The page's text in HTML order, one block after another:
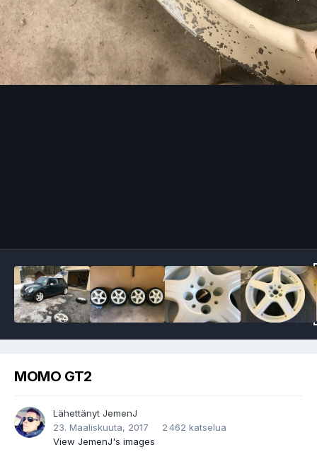
MOMO GT2
Lähettänyt JemenJ
23. Maaliskuuta, 2017
2 462 katselua
View JemenJ's images